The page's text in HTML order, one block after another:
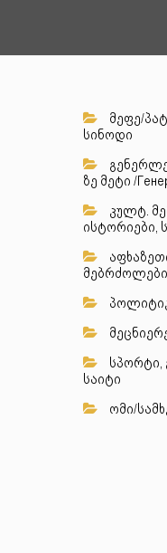
მეფე/
სინოდი
ზე მეტი /
კულტ.
ისტორიები,
მებრძოლები
სპორტი,
საიტი
ომი/